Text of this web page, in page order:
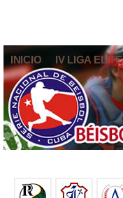
INICIO IV LIGA ELITE